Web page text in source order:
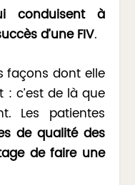
conduisent à
d’une FIV.
façons dont elle
c’est de là que
Les patientes
de qualité des
de faire une